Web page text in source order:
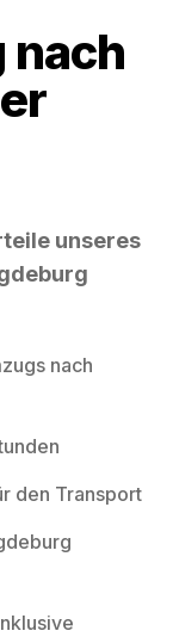
nach
unseres
nach
den Transport